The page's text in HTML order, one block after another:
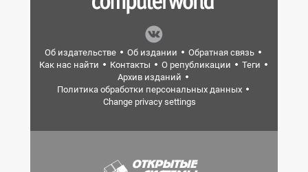
Об издательстве Об издании
Обратная связь
Как нас найти
Контакты О републикации
Теги
Архив изданий
Политика обработки персональных данных
Change privacy settings